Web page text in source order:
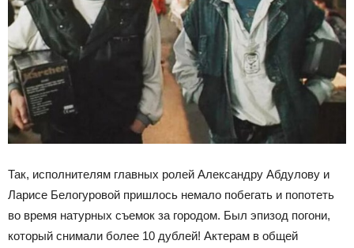
Так, исполнителям главных ролей Александру Абдулову и
Ларисе Белогуровой пришлось немало побегать и попотеть
во время натурных съемок за городом. Был эпизод погони,
который снимали более 10 дублей! Актерам в общей